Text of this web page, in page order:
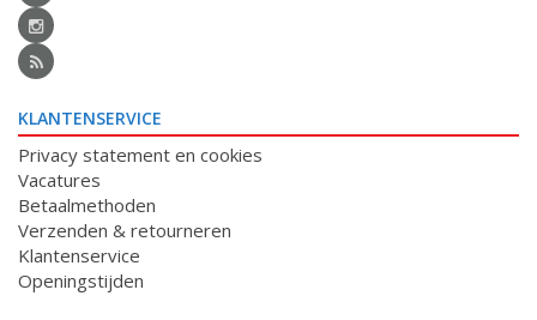
KLANTENSERVICE
Privacy statement en cookies
Vacatures
Betaalmethoden
Verzenden & retourneren
Klantenservice
Openingstijden